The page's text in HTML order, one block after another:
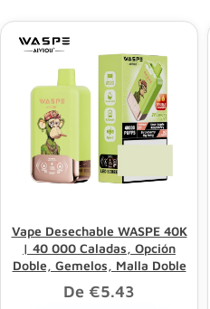
Vape Desechable WASPE 40K
| 40 000 Caladas, Opción
Doble, Gemelos, Malla Doble
De €5.43